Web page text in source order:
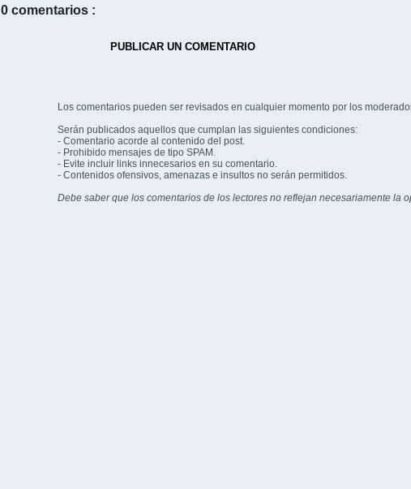
0 comentarios :
PUBLICAR UN COMENTARIO
Los comentarios pueden ser revisados en cualquier momento por los
Serán publicados aquellos que cumplan las siguientes condiciones:
- Comentario acorde al contenido del post.
- Prohibido mensajes de tipo SPAM.
- Evite incluir links innecesarios en su comentario.
- Contenidos ofensivos, amenazas e insultos no serán permitidos.
Debe saber que los comentarios de los lectores no reflejan necesariamente la